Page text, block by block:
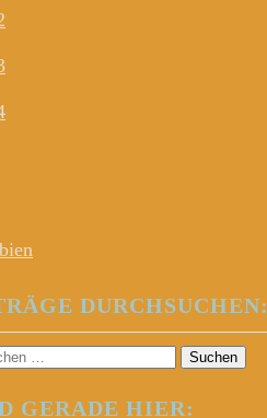
DURCHSUCHEN:
GERADE HIER: